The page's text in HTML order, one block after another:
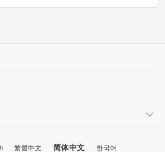
、マットな質感の塗料もあり、質感の違いを
す。
繁體中文 简体中文 한국어